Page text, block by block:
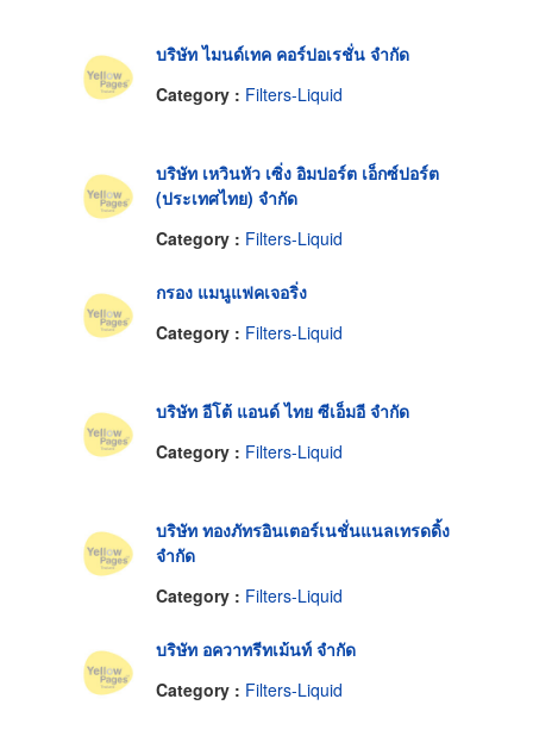
บริษัท ไมนด์เทค คอร์ปอเรชั่น จำกัด
Category : Filters-Liquid
บริษัท เหวินหัว เซิ่ง อิมปอร์ต เอ็กซ์ปอร์ต
(ประเทศไทย) จำกัด
Category : Filters-Liquid
กรอง แมนูแฟคเจอริ่ง
Category : Filters-Liquid
บริษัท อีโต้ แอนด์ ไทย ซีเอ็มอี จำกัด
Category : Filters-Liquid
บริษัท ทองภัทรอินเตอร์เนชั่นแนลเทรดดิ้ง
จำกัด
Category : Filters-Liquid
บริษัท อควาทรีทเม้นท์ จำกัด
Category : Filters-Liquid